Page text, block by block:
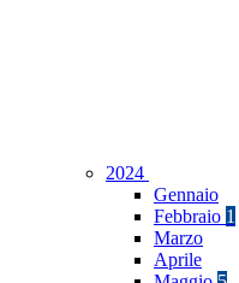
2024
Gennaio
Febbraio 1
Marzo
Aprile